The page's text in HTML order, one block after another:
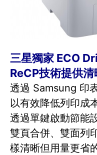
三星獨家 ECO
ReCP技術提供
透過 Samsung 印
以有效降低列印成
透過單鍵啟動節能
雙頁合併、雙面列
樣清晰但用量更省